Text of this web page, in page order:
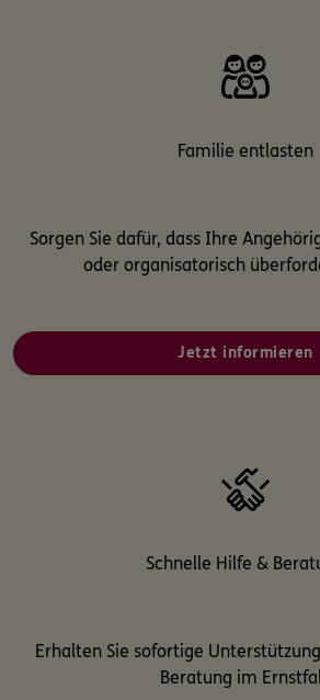
Familie entlasten
Sorgen Sie dafür, dass Ihre
oder organisatorisch
Jetzt informieren
Schnelle Hilfe &
Erhalten Sie sofortige
Beratung im